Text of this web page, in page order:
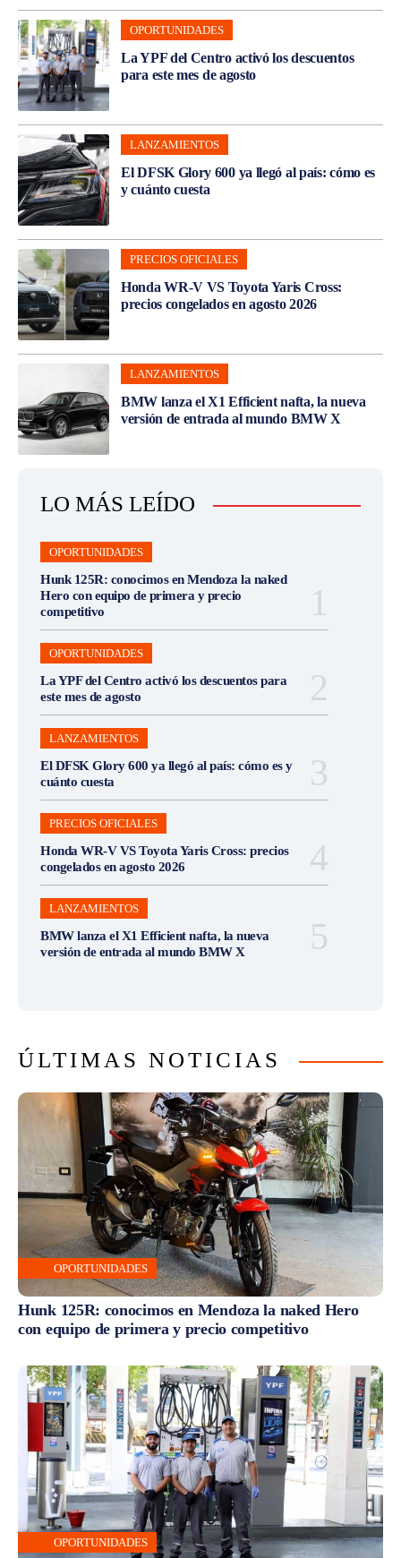
OPORTUNIDADES
La YPF del Centro activó los descuentos
para este mes de agosto
LANZAMIENTOS
El DFSK Glory 600 ya llegó al país: cómo es
y cuánto cuesta
PRECIOS OFICIALES
Honda WR-V VS Toyota Yaris Cross:
precios congelados en agosto 2026
LANZAMIENTOS
BMW lanza el X1 Efficient nafta, la nueva
versión de entrada al mundo BMW X
LO MÁS LEÍDO
OPORTUNIDADES
Hunk 125R: conocimos en Mendoza la naked
Hero con equipo de primera y precio
competitivo
OPORTUNIDADES
La YPF del Centro activó los descuentos para
este mes de agosto
LANZAMIENTOS
El DFSK Glory 600 ya llegó al país: cómo es y
cuánto cuesta
PRECIOS OFICIALES
Honda WR-V VS Toyota Yaris Cross: precios
congelados en agosto 2026
LANZAMIENTOS
BMW lanza el X1 Efficient nafta, la nueva
versión de entrada al mundo BMW X
ÚLTIMAS NOTICIAS
OPORTUNIDADES
Hunk 125R: conocimos en Mendoza la naked Hero
con equipo de primera y precio competitivo
OPORTUNIDADES